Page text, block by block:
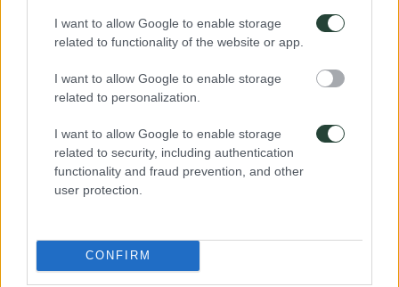
I want to allow Google to enable storage
related to functionality of the website or app.
I want to allow Google to enable storage
related to personalization.
I want to allow Google to enable storage
related to security, including authentication
functionality and fraud prevention, and other
user protection.
CONFIRM
672200042
hola@3000km.es
Destinos: Viajar sólo en grupo
África
Europa
Oceanía